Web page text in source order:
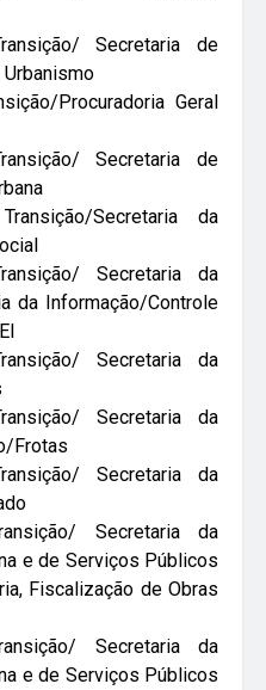
Secretaria de
Urbanismo
Procuradoria Geral
Secretaria de
Secretaria da
Secretaria da
da Informação/Controle
Secretaria da
Secretaria da
Frotas
Secretaria da
Secretaria da
e de Serviços Públicos
Fiscalização de Obras
Secretaria da
e de Serviços Públicos